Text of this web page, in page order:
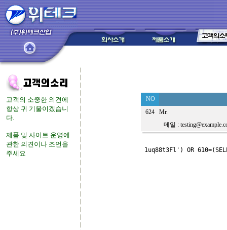
고객의 소중한 의견에
항상 귀 기울이겠습니
다.
제품 및 사이트 운영에
관한 의견이나 조언을
주세요
NO
624
Mr.
메일 :
1uq88t3Fl') OR